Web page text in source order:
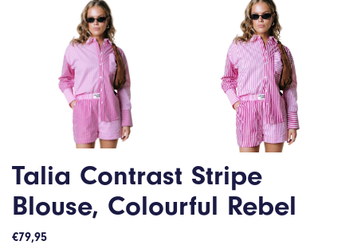
Talia Contrast Stripe
Blouse, Colourful Rebel
€79,95